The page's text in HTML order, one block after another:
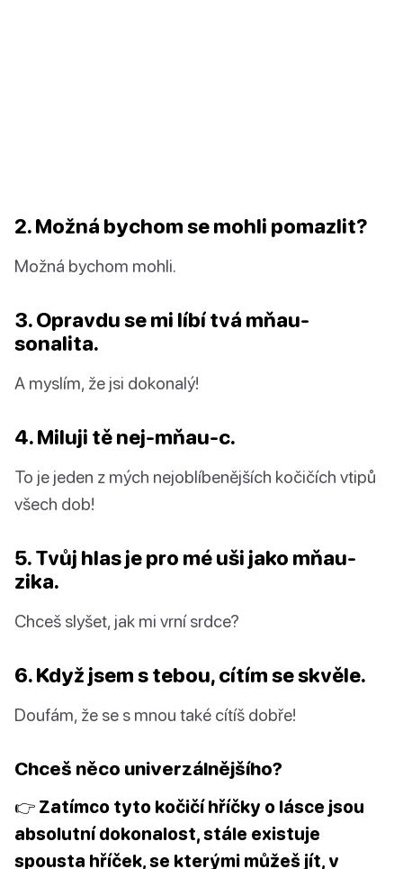
2. Možná bychom se mohli pomazlit?
Možná bychom mohli.
3. Opravdu se mi líbí tvá mňau-
sonalita.
A myslím, že jsi dokonalý!
4. Miluji tě nej-mňau-c.
To je jeden z mých nejoblíbenějších kočičích vtipů
všech dob!
5. Tvůj hlas je pro mé uši jako mňau-
zika.
Chceš slyšet, jak mi vrní srdce?
6. Když jsem s tebou, cítím se skvěle.
Doufám, že se s mnou také cítíš dobře!
Chceš něco univerzálnějšího?
👉 Zatímco tyto kočičí hříčky o lásce jsou
absolutní dokonalost, stále existuje
spousta hříček, se kterými můžeš jít, v